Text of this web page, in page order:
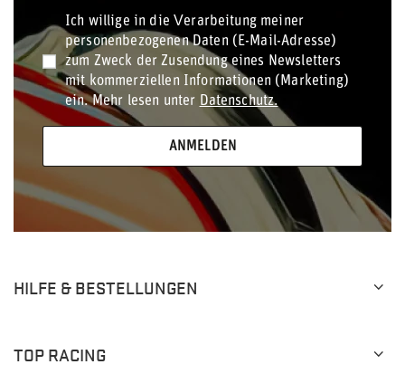
Ich willige in die Verarbeitung meiner
personenbezogenen Daten (E-Mail-Adresse)
zum Zweck der Zusendung eines Newsletters
mit kommerziellen Informationen (Marketing)
ein. Mehr lesen unter Datenschutz.
ANMELDEN
HILFE & BESTELLUNGEN
TOP RACING